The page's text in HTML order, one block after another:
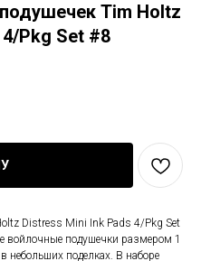
Tim Holtz
Pkg Set #8
Distress Mini Ink Pads 4/Pkg Set
войлочные подушечки размером 1
небольших поделках. В наборе